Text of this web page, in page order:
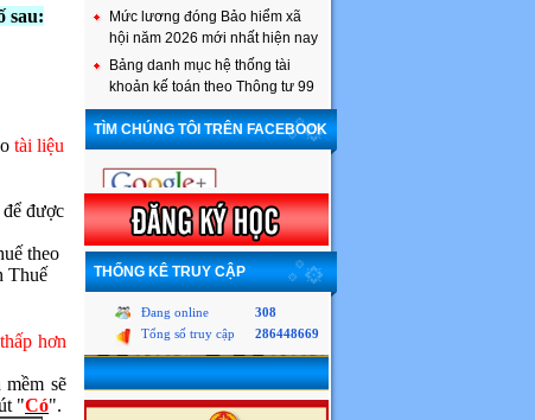
sau:
tài liệu
để được
theo
Thuế
hơn
sẽ
"Có".
Mức lương đóng Bảo hiểm xã
hội năm 2026 mới nhất hiện nay
Bảng danh mục hệ thống tài
khoản kế toán theo Thông tư 99
TÌM CHÚNG TÔI TRÊN FACEBOOK
THỐNG KÊ TRUY CẬP
Đang online
308
Tổng số truy cập
286448669